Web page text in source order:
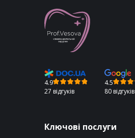
4.9
27 відгуків
4.5
80 відгуків
Ключові послуги